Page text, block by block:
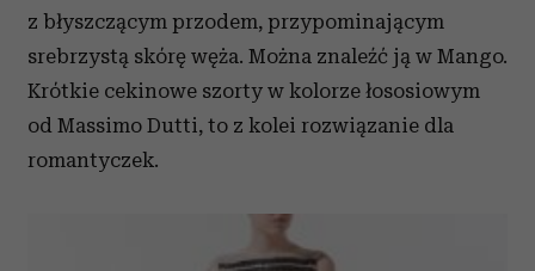
z błyszczącym przodem, przypominającym
srebrzystą skórę węża. Można znaleźć ją w Mango.
Krótkie cekinowe szorty w kolorze łososiowym
od Massimo Dutti, to z kolei rozwiązanie dla
romantyczek.